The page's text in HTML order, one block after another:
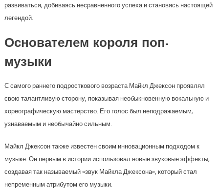
развиваться, добиваясь несравненного успеха и становясь настоящей
легендой.
Основателем короля поп-
музыки
С самого раннего подросткового возраста Майкл Джексон проявлял
свою талантливую сторону, показывая необыкновенную вокальную и
хореографическую мастерство. Его голос был неподражаемым,
узнаваемым и необычайно сильным.
Майкл Джексон также известен своим инновационным подходом к
музыке. Он первым в истории использовал новые звуковые эффекты,
создавая так называемый «звук Майкла Джексона», который стал
непременным атрибутом его музыки.